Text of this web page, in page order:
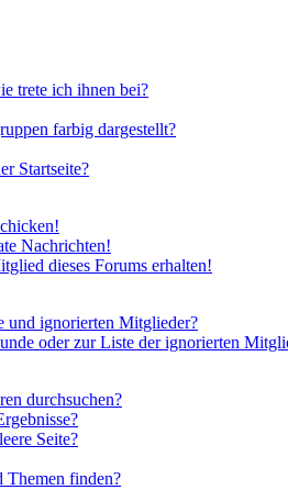
trete ich ihnen bei?
farbig dargestellt?
Startseite?
Nachrichten!
dieses Forums erhalten!
und ignorierten Mitglieder?
oder zur Liste der ignorierten
durchsuchen?
Seite?
Themen finden?